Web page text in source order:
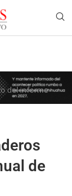
del informe
de